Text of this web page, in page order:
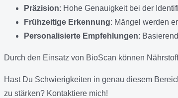
Präzision: Hohe Genauigkeit bei der
Frühzeitige Erkennung: Mängel werden
Personalisierte Empfehlungen:
Durch den Einsatz von BioScan können
Hast Du Schwierigkeiten in genau diesem
zu stärken? Kontaktiere mich!